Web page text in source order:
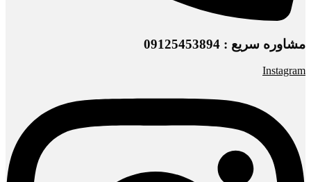
مشاوره سریع : 09125453894
Instagram